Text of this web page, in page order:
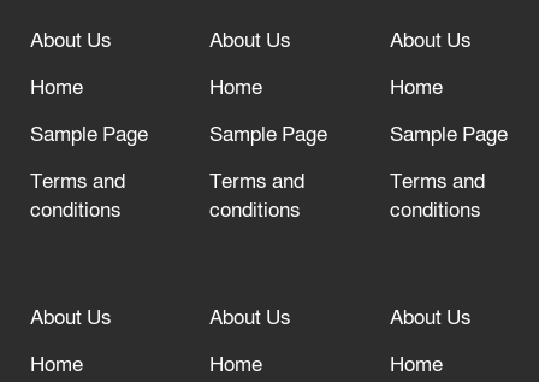
দরজা খোলা রেখেছেন
About Us
Home
Sample Page
Terms and
conditions
About Us
Home
Sample Page
Terms and
conditions
About Us
Home
Sample Page
Terms and
conditions
About Us
Home
About Us
Home
About Us
Home